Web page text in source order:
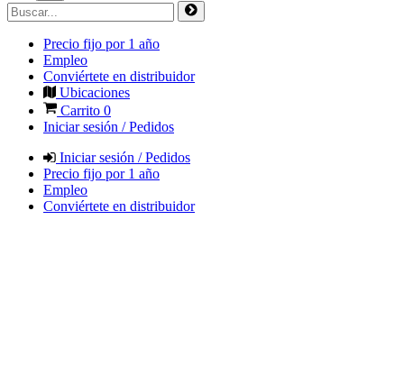
Precio fijo por 1 año
Empleo
Conviértete en distribuidor
Ubicaciones
Carrito 0
Iniciar sesión / Pedidos
Iniciar sesión / Pedidos
Precio fijo por 1 año
Empleo
Conviértete en distribuidor